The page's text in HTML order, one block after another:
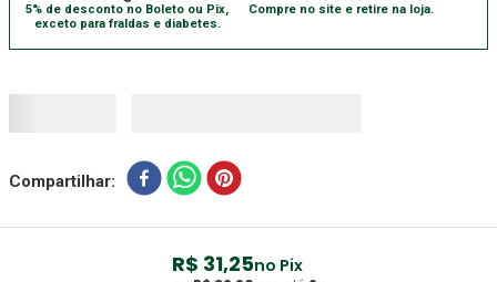
5% de desconto no Boleto ou Pix,
exceto para fraldas e diabetes.
Compre no site e retire na loja.
Compartilhar
R$ 31,25no Pix